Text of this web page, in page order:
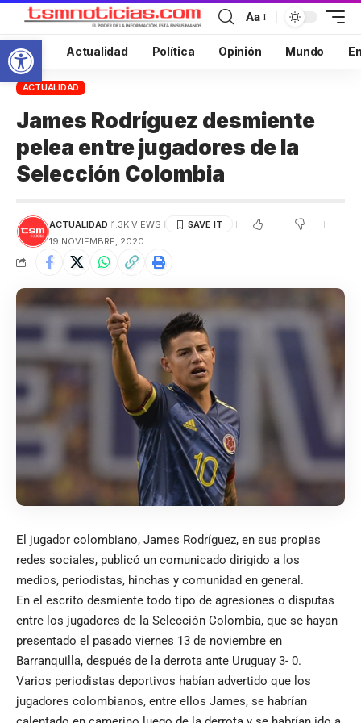
Abrir barra de herramientas
Aa
Inicio Actualidad Política Opinión Mundo
ACTUALIDAD
James Rodríguez desmiente
pelea entre jugadores de la
Selección Colombia
ACTUALIDAD 1.3K VIEWS
19 NOVIEMBRE, 2020
El jugador colombiano, James Rodríguez, en sus propias
redes sociales, publicó un comunicado dirigido a los
medios, periodistas, hinchas y comunidad en general.
En el escrito desmiente todo tipo de agresiones o disputas
entre los jugadores de la Selección Colombia, que se hayan
presentado el pasado viernes 13 de noviembre en
Barranquilla, después de la derrota ante Uruguay 3- 0.
Varios periodistas deportivos habían advertido que los
jugadores colombianos, entre ellos James, se habrían